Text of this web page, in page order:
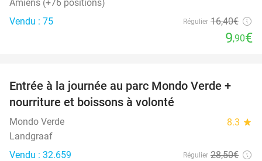
Amiens (+76 positions)
Vendu : 75
Régulier 16,40€
9,90€
25%
Entrée à la journée au parc Mondo Verde +
nourriture et boissons à volonté
Mondo Verde 8.3 star
Landgraaf
Vendu : 32.659
Régulier 28,50€